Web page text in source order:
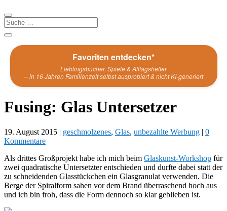
Favoriten entdecken*
Lieblingsbücher, Spiele & Alltagshelfer
– in 16 Jahren Familienzeit selbst ausprobiert & nicht KI-generiert
Fusing: Glas Untersetzer
19. August 2015 | geschmolzenes, Glas, unbezahlte Werbung | 0
Kommentare
Als drittes Großprojekt habe ich mich beim Glaskunst-Workshop für
zwei quadratische Untersetzter entschieden und durfte dabei statt der
zu schneidenden Glasstückchen ein Glasgranulat verwenden. Die
Berge der Spiralform sahen vor dem Brand überraschend hoch aus
und ich bin froh, dass die Form dennoch so klar geblieben ist.